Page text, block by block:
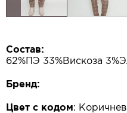
Состав:
62%ПЭ 33%Вискоза
Бренд:
Цвет с кодом: